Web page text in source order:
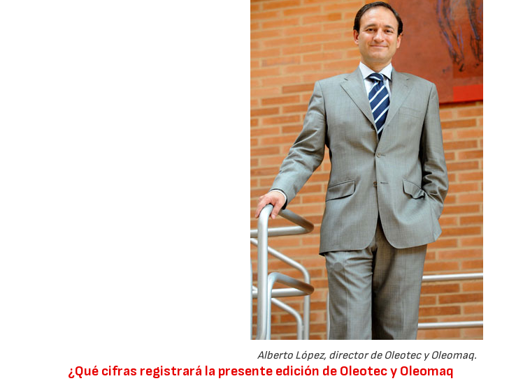
Alberto López, director de Oleotec y Oleomaq.
¿Qué cifras registrará la presente edición de Oleotec y Oleomaq